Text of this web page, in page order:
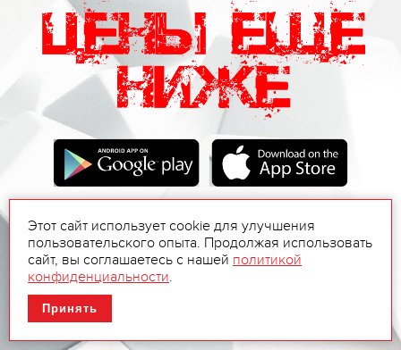
Этот сайт использует cookie для улучшения
пользовательского опыта. Продолжая использовать
сайт, вы соглашаетесь с нашей политикой
конфиденциальности.
Принять